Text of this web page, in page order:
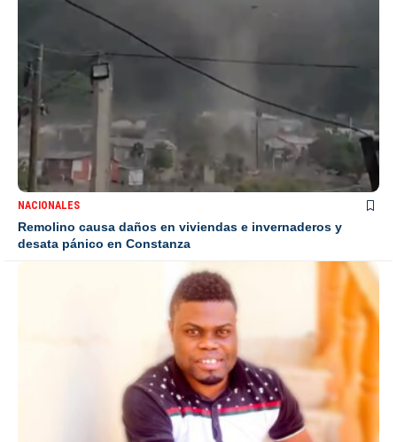
NACIONALES
Remolino causa daños en viviendas e invernaderos y
desata pánico en Constanza